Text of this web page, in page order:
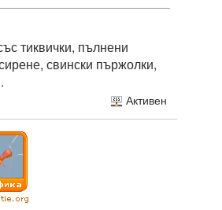
тиквички, пълнени
свински пържолки,
Активен